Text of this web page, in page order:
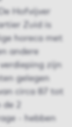
Hofvijver
Zuid is
horeca met
andere
zijn
gelegen
circa 87 tot
2
- hebben